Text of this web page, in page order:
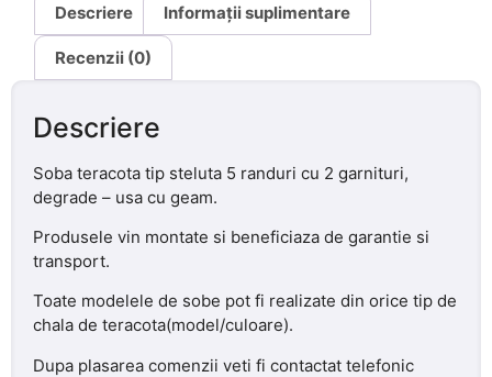
Descriere Informații suplimentare
Recenzii (0)
Descriere
Soba teracota tip steluta 5 randuri cu 2 garnituri,
degrade – usa cu geam.
Produsele vin montate si beneficiaza de garantie si
transport.
Toate modelele de sobe pot fi realizate din orice tip de
chala de teracota(model/culoare).
Dupa plasarea comenzii veti fi contactat telefonic